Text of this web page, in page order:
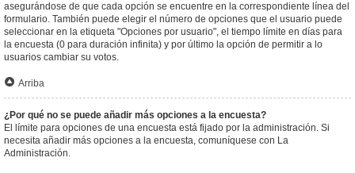
asegurándose de que cada opción se encuentre en la correspondiente línea del
formulario. También puede elegir el número de opciones que el usuario puede
seleccionar en la etiqueta "Opciones por usuario", el tiempo límite en días para
la encuesta (0 para duración infinita) y por último la opción de permitir a lo
usuarios cambiar su votos.
Arriba
¿Por qué no se puede añadir más opciones a la encuesta?
El límite para opciones de una encuesta está fijado por la administración. Si
necesita añadir más opciones a la encuesta, comuníquese con La
Administración.